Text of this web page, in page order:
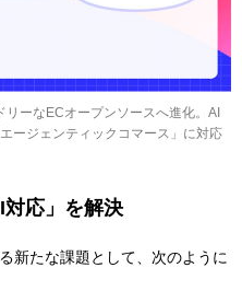
ーなECオープンソースへ進化。AI
ージェンティックコマース」に対応
応」を解決
新たな課題として、次のように